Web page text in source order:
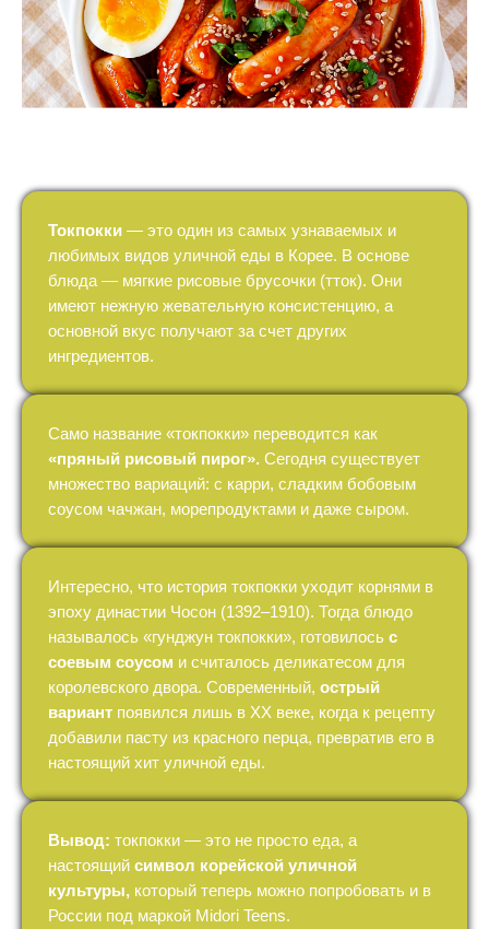
Токпокки — это один из самых узнаваемых и
любимых видов уличной еды в Корее. В основе
блюда — мягкие рисовые брусочки (тток). Они
имеют нежную жевательную консистенцию, а
основной вкус получают за счет других
ингредиентов.
Само название «токпокки» переводится как
«пряный рисовый пирог». Сегодня существует
множество вариаций: с карри, сладким бобовым
соусом чачжан, морепродуктами и даже сыром.
Интересно, что история токпокки уходит корнями в
эпоху династии Чосон (1392–1910). Тогда блюдо
называлось «гунджун токпокки», готовилось с
соевым соусом и считалось деликатесом для
королевского двора. Современный, острый
вариант появился лишь в XX веке, когда к рецепту
добавили пасту из красного перца, превратив его в
настоящий хит уличной еды.
Вывод: токпокки — это не просто еда, а
настоящий символ корейской уличной
культуры, который теперь можно попробовать и в
России под маркой Midori Teens.